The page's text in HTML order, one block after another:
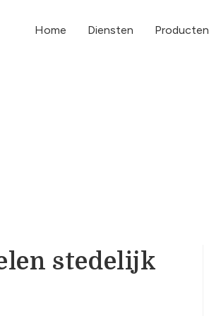
Home Diensten Producten
stedelijk